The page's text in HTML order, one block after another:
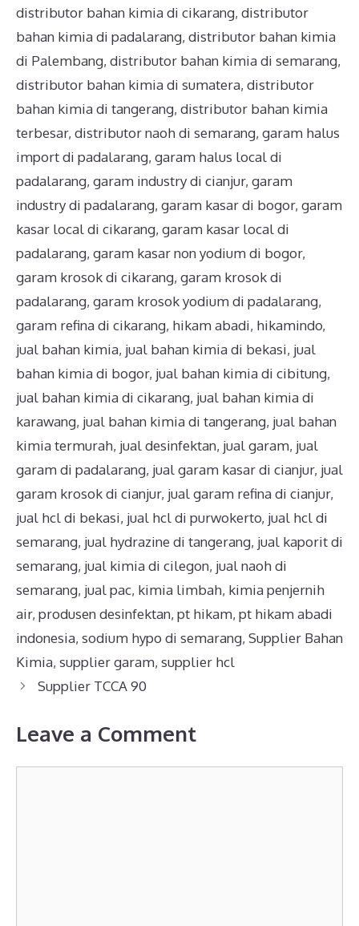
distributor bahan kimia di cikarang, distributor
bahan kimia di padalarang, distributor bahan kimia
di Palembang, distributor bahan kimia di semarang,
distributor bahan kimia di sumatera, distributor
bahan kimia di tangerang, distributor bahan kimia
terbesar, distributor naoh di semarang, garam halus
import di padalarang, garam halus local di
padalarang, garam industry di cianjur, garam
industry di padalarang, garam kasar di bogor, garam
kasar local di cikarang, garam kasar local di
padalarang, garam kasar non yodium di bogor,
garam krosok di cikarang, garam krosok di
padalarang, garam krosok yodium di padalarang,
garam refina di cikarang, hikam abadi, hikamindo,
jual bahan kimia, jual bahan kimia di bekasi, jual
bahan kimia di bogor, jual bahan kimia di cibitung,
jual bahan kimia di cikarang, jual bahan kimia di
karawang, jual bahan kimia di tangerang, jual bahan
kimia termurah, jual desinfektan, jual garam, jual
garam di padalarang, jual garam kasar di cianjur, jual
garam krosok di cianjur, jual garam refina di cianjur,
jual hcl di bekasi, jual hcl di purwokerto, jual hcl di
semarang, jual hydrazine di tangerang, jual kaporit di
semarang, jual kimia di cilegon, jual naoh di
semarang, jual pac, kimia limbah, kimia penjernih
air, produsen desinfektan, pt hikam, pt hikam abadi
indonesia, sodium hypo di semarang, Supplier Bahan
Kimia, supplier garam, supplier hcl
Supplier TCCA 90
Leave a Comment